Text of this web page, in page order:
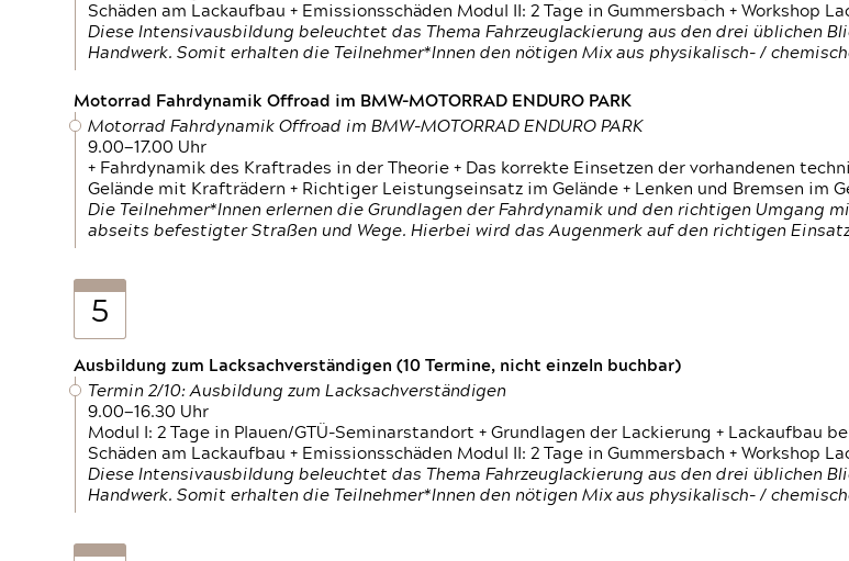
Schäden am Lackaufbau + Emissionsschäden Modul II: 2 Tage in Gummersbach + Workshop
Diese Intensivausbildung beleuchtet das Thema Fahrzeuglackierung aus den drei üblichen
Handwerk. Somit erhalten die Teilnehmer*Innen den nötigen Mix aus physikalisch- /
Motorrad Fahrdynamik Offroad im BMW-MOTORRAD ENDURO PARK
Motorrad Fahrdynamik Offroad im BMW-MOTORRAD ENDURO PARK
9.00—17.00 Uhr
+ Fahrdynamik des Kraftrades in der Theorie + Das korrekte Einsetzen der vorhandenen
Gelände mit Krafträdern + Richtiger Leistungseinsatz im Gelände + Lenken und Bremsen im
Die Teilnehmer*Innen erlernen die Grundlagen der Fahrdynamik und den richtigen
abseits befestigter Straßen und Wege. Hierbei wird das Augenmerk auf den richtigen
5
Ausbildung zum Lacksachverständigen (10 Termine, nicht einzeln buchbar)
Termin 2/10: Ausbildung zum Lacksachverständigen
9.00—16.30 Uhr
Modul I: 2 Tage in Plauen/GTÜ-Seminarstandort + Grundlagen der Lackierung + Lackaufbau
Schäden am Lackaufbau + Emissionsschäden Modul II: 2 Tage in Gummersbach + Workshop
Diese Intensivausbildung beleuchtet das Thema Fahrzeuglackierung aus den drei üblichen
Handwerk. Somit erhalten die Teilnehmer*Innen den nötigen Mix aus physikalisch- /